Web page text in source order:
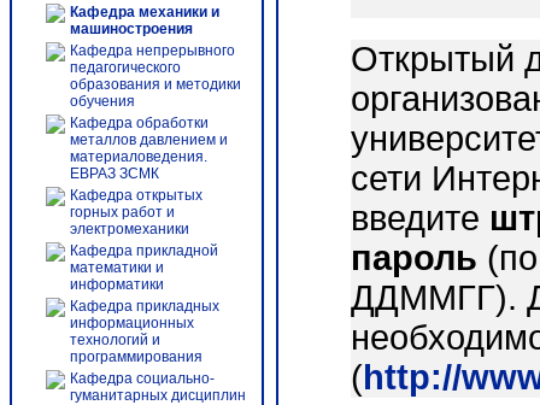
Кафедра механики и
машиностроения
Кафедра непрерывного
педагогического
образования и методики
обучения
Кафедра обработки
металлов давлением и
материаловедения.
ЕВРАЗ ЗСМК
Кафедра открытых
горных работ и
электромеханики
Кафедра прикладной
математики и
информатики
Кафедра прикладных
информационных
технологий и
программирования
Кафедра социально-
гуманитарных дисциплин
Открытый
сети
введите
пароль
ДДММГГ).
(http://